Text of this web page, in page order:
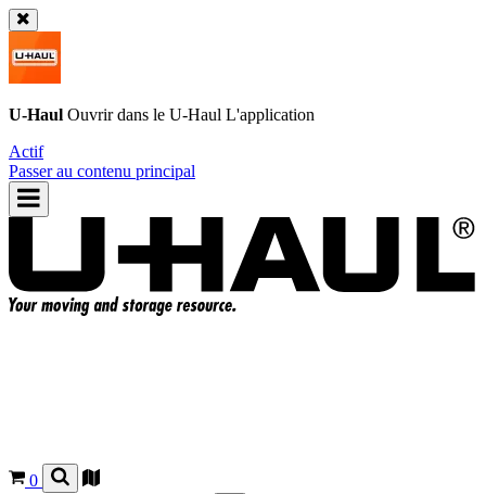
U-Haul Ouvrir dans le U-Haul L'application
Actif
Passer au contenu principal
0